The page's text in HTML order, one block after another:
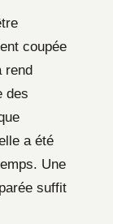
coupée
rend
des
a été
Une
suffit